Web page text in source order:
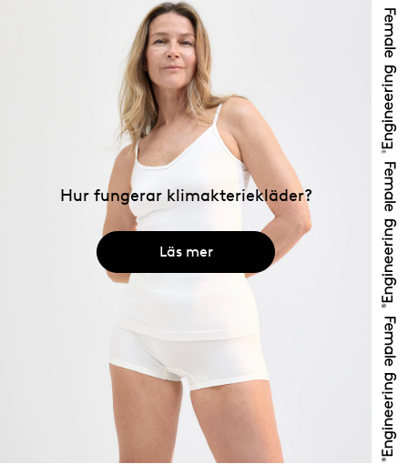
Hur fungerar klimakteriekläder?
Läs mer